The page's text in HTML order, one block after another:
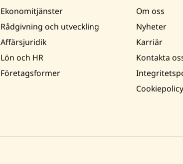
Ekonomitjänster
Rådgivning och utveckling
Affärsjuridik
Lön och HR
Företagsformer
Om oss
Nyheter
Karriär
Kontakta
Cookiepolicy